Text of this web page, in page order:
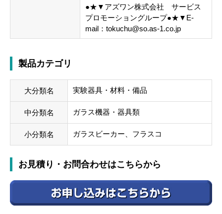
●★▼アズワン株式会社 サービス
プロモーショングループ●★▼E-
mail：tokuchu@so.as-1.co.jp
製品カテゴリ
大分類名 実験器具・材料・備品
中分類名 ガラス機器・器具類
小分類名 ガラスビーカー、フラスコ
お見積り・お問合わせはこちらから